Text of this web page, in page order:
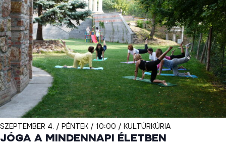
SZEPTEMBER 4. / PÉNTEK / 10:00 / KULTÚRKÚRIA
JÓGA A MINDENNAPI ÉLETBEN